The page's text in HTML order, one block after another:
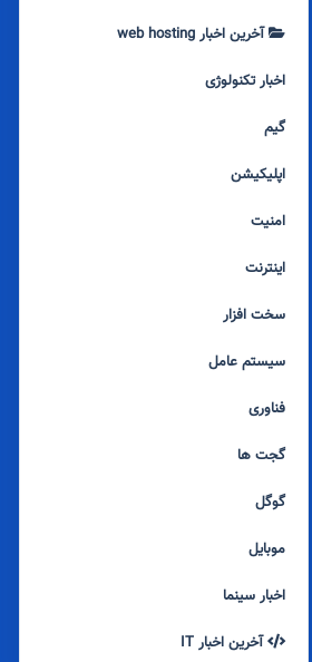
آخرین اخبار web hosting
اخبار تکنولوژی
گیم
اپلیکیشن
امنیت
اینترنت
سخت افزار
سیستم عامل
فناوری
گجت ها
گوگل
موبایل
اخبار سینما
آخرین اخبار IT